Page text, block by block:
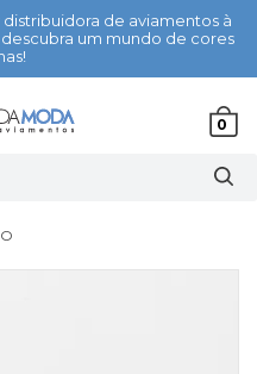
de aviamentos à
um mundo de cores
0